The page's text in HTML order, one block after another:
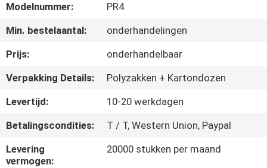
NEEM
CONTACT
MET
ONS
Modelnummer:
PR4
Min. bestelaantal:
onderhandelingen
Prijs:
onderhandelbaar
Verpakking Details:
Polyzakken + Kartondozen
Levertijd:
10-20 werkdagen
Betalingscondities:
T / T, Western Union, Paypal
Levering
vermogen:
20000 stukken per maand